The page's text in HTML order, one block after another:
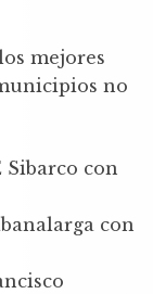
mejores
no
con
con